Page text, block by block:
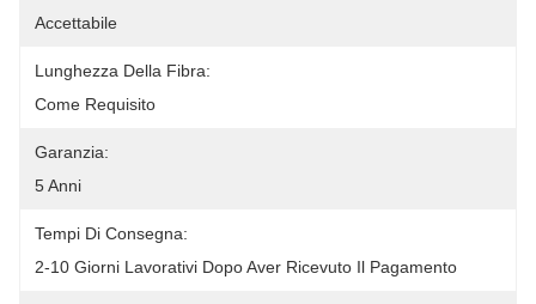
Accettabile
Lunghezza Della Fibra:
Come Requisito
Garanzia:
5 Anni
Tempi Di Consegna:
2-10 Giorni Lavorativi Dopo Aver Ricevuto Il Pagamento